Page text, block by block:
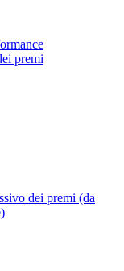
premi
dei premi (da